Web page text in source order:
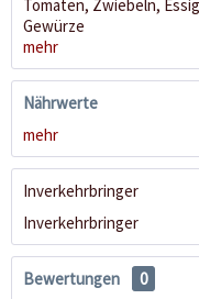
Tomaten, Zwiebeln,
Gewürze
mehr
Nährwerte
mehr
Inverkehrbringer
Inverkehrbringer
Bewertungen
0